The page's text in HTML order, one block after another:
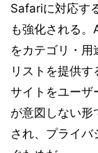
Safariに対応す
も強化される
をカテゴリ・用
リストを提供
サイトをユーザ
が意図しない形
され、プライ